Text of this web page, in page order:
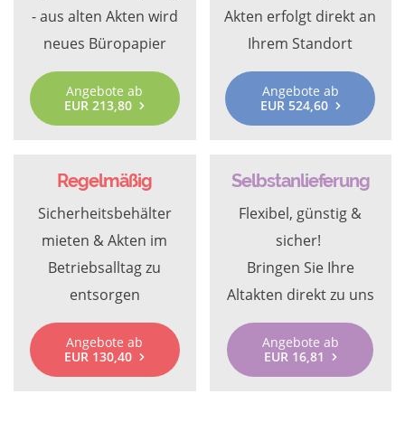
- aus alten Akten wird
neues Büropapier
Angebote ab
EUR 213,80
Akten erfolgt direkt an
Ihrem Standort
Angebote ab
EUR 524,60
Regelmäßig
Sicherheitsbehälter
mieten & Akten im
Betriebsalltag zu
entsorgen
Angebote ab
EUR 130,40
Selbstanlieferung
Flexibel, günstig &
sicher!
Bringen Sie Ihre
Altakten direkt zu uns
Angebote ab
EUR 16,81